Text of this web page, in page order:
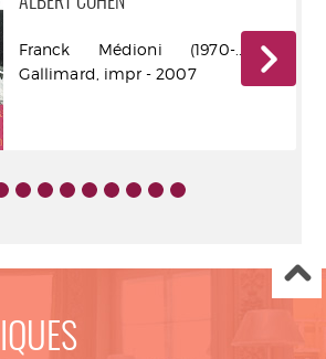
Franck Médioni (1970-....) -
Gallimard, impr - 2007